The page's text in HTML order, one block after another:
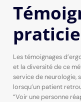
Les témoignages
et la diversité de ce
service de neurologie,
lorsqu’un patient
“Voir une personne